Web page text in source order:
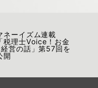
ネーイズム連載
「税理士Voice！お金
営の話」第57回を
開